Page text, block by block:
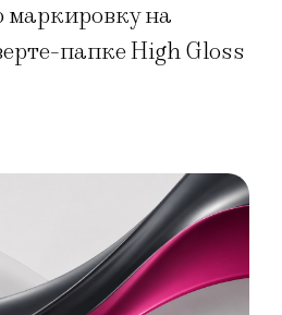
маркировку на
папке High Gloss